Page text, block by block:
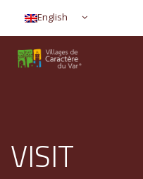
English
VISIT